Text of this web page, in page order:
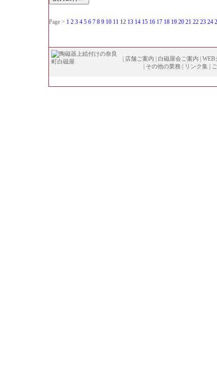
Page > 1 2 3 4 5 6 7 8 9 10 11 12 13 14 15 16 17 18 19 20 21 22 23 24
店舗ご案内 白磁屋会ご案内
WEB
その他の業務 リンク集